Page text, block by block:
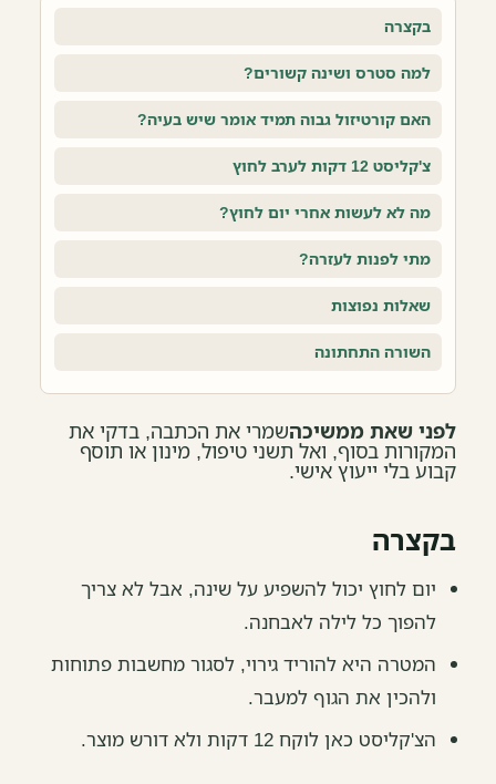
בקצרה
למה סטרס ושינה קשורים?
האם קורטיזול גבוה תמיד אומר שיש בעיה?
צ'קליסט 12 דקות לערב לחוץ
מה לא לעשות אחרי יום לחוץ?
מתי לפנות לעזרה?
שאלות נפוצות
השורה התחתונה
לפני שאת ממשיכהשמרי את הכתבה, בדקי את
המקורות בסוף, ואל תשני טיפול, מינון או תוסף
קבוע בלי ייעוץ אישי.
בקצרה
יום לחוץ יכול להשפיע על שינה, אבל לא צריך
להפוך כל לילה לאבחנה.
המטרה היא להוריד גירוי, לסגור מחשבות פתוחות
ולהכין את הגוף למעבר.
הצ'קליסט כאן לוקח 12 דקות ולא דורש מוצר.